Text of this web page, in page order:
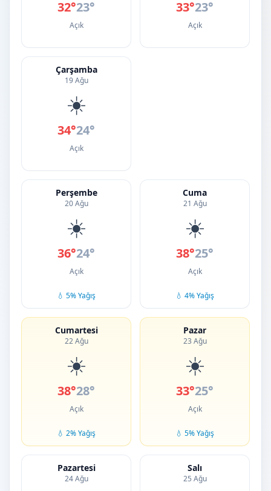
32°23°
Açık
33°23°
Açık
Çarşamba
19 Ağu
☀️
34°24°
Açık
Perşembe
20 Ağu
☀️
36°24°
Açık
💧 5% Yağış
Cuma
21 Ağu
☀️
38°25°
Açık
💧 4% Yağış
Cumartesi
22 Ağu
☀️
38°28°
Açık
💧 2% Yağış
Pazar
23 Ağu
☀️
33°25°
Açık
💧 5% Yağış
Pazartesi
24 Ağu
Salı
25 Ağu